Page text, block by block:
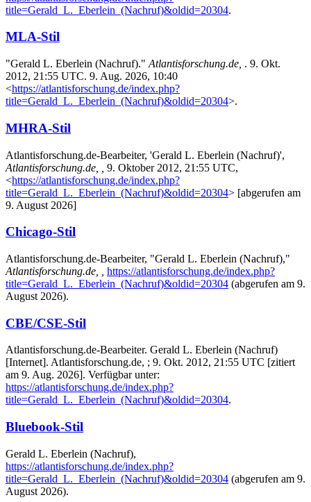
title=Gerald_L._Eberlein_(Nachruf)&oldid=20304.
MLA-Stil
"Gerald L. Eberlein (Nachruf)." Atlantisforschung.de, . 9. Okt.
2012, 21:55 UTC. 9. Aug. 2026, 10:40
<https://atlantisforschung.de/index.php?
title=Gerald_L._Eberlein_(Nachruf)&oldid=20304>.
MHRA-Stil
Atlantisforschung.de-Bearbeiter, 'Gerald L. Eberlein (Nachruf)',
Atlantisforschung.de, ,
9. Oktober 2012, 21:55 UTC,
<https://atlantisforschung.de/index.php?
title=Gerald_L._Eberlein_(Nachruf)&oldid=20304> [abgerufen am
9. August 2026]
Chicago-Stil
Atlantisforschung.de-Bearbeiter, "Gerald L. Eberlein (Nachruf),"
Atlantisforschung.de, ,
https://atlantisforschung.de/index.php?
title=Gerald_L._Eberlein_(Nachruf)&oldid=20304 (abgerufen am 9.
August 2026).
CBE/CSE-Stil
Atlantisforschung.de-Bearbeiter. Gerald L. Eberlein (Nachruf)
[Internet]. Atlantisforschung.de, ; 9. Okt. 2012, 21:55 UTC [zitiert
am 9. Aug. 2026]. Verfügbar unter:
https://atlantisforschung.de/index.php?
title=Gerald_L._Eberlein_(Nachruf)&oldid=20304.
Bluebook-Stil
Gerald L. Eberlein (Nachruf),
https://atlantisforschung.de/index.php?
title=Gerald_L._Eberlein_(Nachruf)&oldid=20304 (abgerufen am 9.
August 2026).